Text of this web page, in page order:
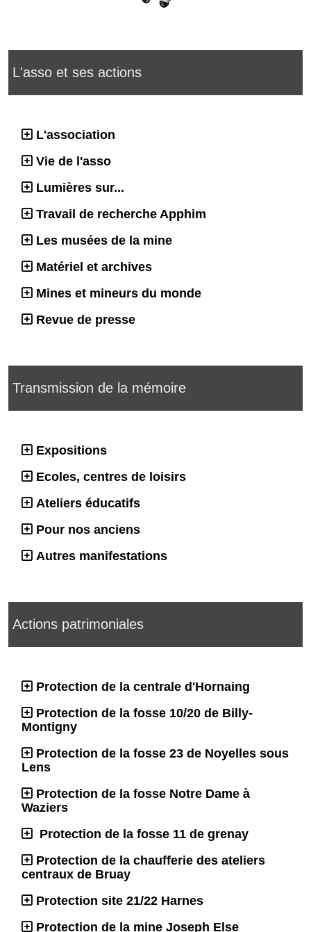
L'asso et ses actions
L'association
Vie de l'asso
Lumières sur...
Travail de recherche Apphim
Les musées de la mine
Matériel et archives
Mines et mineurs du monde
Revue de presse
Transmission de la mémoire
Expositions
Ecoles, centres de loisirs
Ateliers éducatifs
Pour nos anciens
Autres manifestations
Actions patrimoniales
Protection de la centrale d'Hornaing
Protection de la fosse 10/20 de Billy-
Montigny
Protection de la fosse 23 de Noyelles sous
Lens
Protection de la fosse Notre Dame à
Waziers
Protection de la fosse 11 de grenay
Protection de la chaufferie des ateliers
centraux de Bruay
Protection site 21/22 Harnes
Protection de la mine Joseph Else